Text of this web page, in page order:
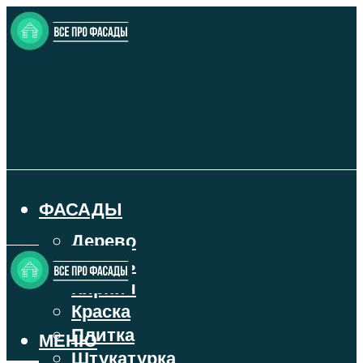
ФАСАДЫ
Дерево
Камень
Кирпич
Краска
Плитка
Штукатурка
МЕНЮ